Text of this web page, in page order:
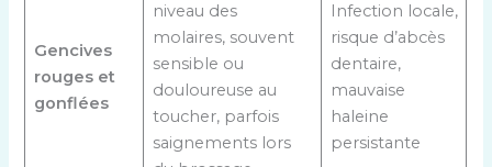
Gencives
rouges et
gonflées
niveau des
molaires, souvent
sensible ou
douloureuse au
toucher, parfois
saignements lors
Infection locale,
risque d’abcès
dentaire,
mauvaise
haleine
persistante